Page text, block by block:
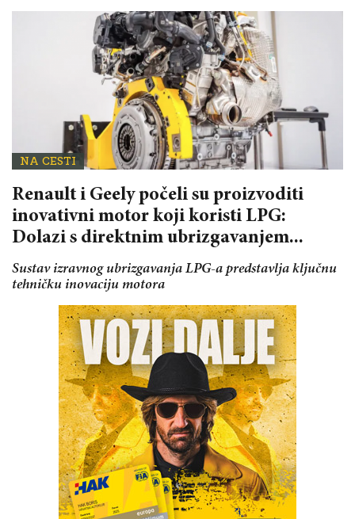
NA CESTI
Renault i Geely počeli su proizvoditi
inovativni motor koji koristi LPG:
Dolazi s direktnim ubrizgavanjem...
Sustav izravnog ubrizgavanja LPG-a predstavlja ključnu
tehničku inovaciju motora